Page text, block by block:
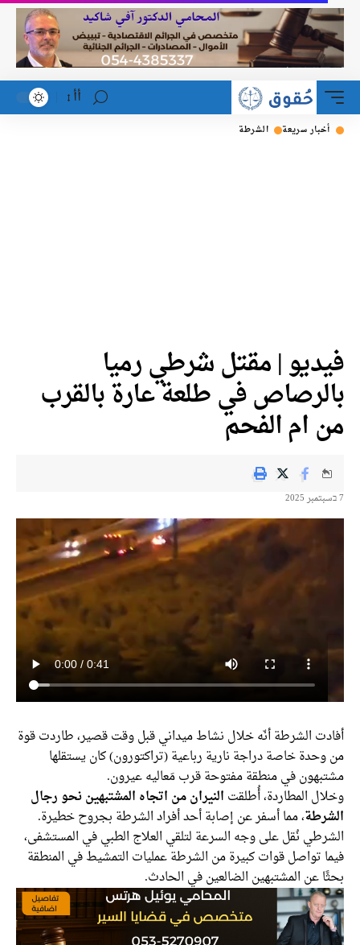
أأ
سريعة الشرطة
| مقتل شرطي رميا
في طلعة عارة بالقرب
ام الفحم
الشرطة أنّه خلال نشاط ميداني قبل وقت قصير، طاردت قوة
خاصة دراجة نارية رباعية (تراكتورون) كان يستقلها
في منطقة مفتوحة قرب مَعاليه عيرون.
المطاردة، أُطلقتالنيران من اتجاه المشتبهين نحو رجال
، مما أسفر عن إصابة أحد أفراد الشرطة بجروح خطيرة.
نُقل على وجه السرعة لتلقي العلاج الطبي في المستشفى،
تواصل قوات كبيرة من الشرطة عمليات التمشيط في المنطقة
عن المشتبهين الضالعين في الحادث.